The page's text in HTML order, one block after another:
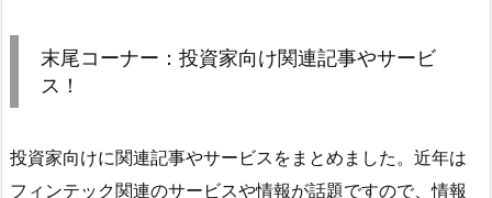
末尾コーナー：投資家向け関連記事やサービ
ス！
投資家向けに関連記事やサービスをまとめました。近年は
フィンテック関連のサービスや情報が話題ですので、情報